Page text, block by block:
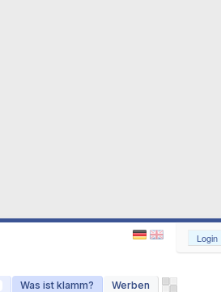
Was ist klamm? Werben
Login